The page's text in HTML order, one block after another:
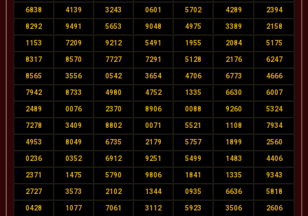
6838 4139 3243 0601 5702 4289 2394
8292 9491 5653 9048 4975 3389 2158
1153 7209 9212 5491 1955 2084 5175
8317 8570 7727 7291 5128 2176 6247
8565 3556 0542 3654 4706 6773 4666
7942 8733 4980 4752 1335 6630 6007
2489 0076 2370 8906 0088 9260 5324
7278 3409 8802 0071 5521 1108 7934
4953 8049 6735 2179 5757 1899 2560
0236 0352 6912 9251 5499 1483 4406
2371 1475 5790 9806 1841 1335 9343
2727 3573 2102 1344 0935 6636 5818
0428 1077 7061 3112 5923 3506 2606